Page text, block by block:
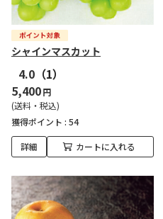
シャインマスカット
4.0 （1）
5,400円
(送料・税込)
獲得ポイント : 54
詳細 カートに入れる